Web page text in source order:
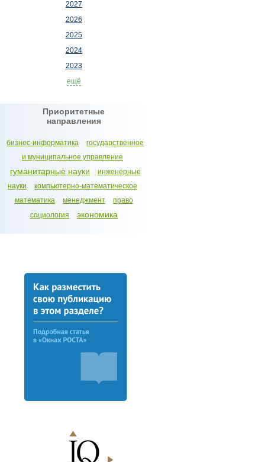
2027
2026
2025
2024
2023
ещё
Приоритетные
направления
бизнес-информатика
государственное
и муниципальное управление
гуманитарные науки
инженерные
науки
компьютерно-математическое
математика
менеджмент
право
социология
экономика